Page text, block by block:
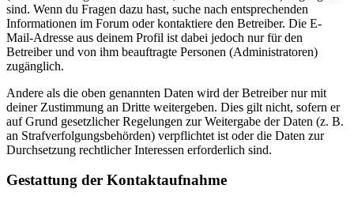
sind. Wenn du Fragen dazu hast, suche nach entsprechenden
Informationen im Forum oder kontaktiere den Betreiber. Die E-
Mail-Adresse aus deinem Profil ist dabei jedoch nur für den
Betreiber und von ihm beauftragte Personen (Administratoren)
zugänglich.
Andere als die oben genannten Daten wird der Betreiber nur mit
deiner Zustimmung an Dritte weitergeben. Dies gilt nicht, sofern er
auf Grund gesetzlicher Regelungen zur Weitergabe der Daten (z. B.
an Strafverfolgungsbehörden) verpflichtet ist oder die Daten zur
Durchsetzung rechtlicher Interessen erforderlich sind.
Gestattung der Kontaktaufnahme